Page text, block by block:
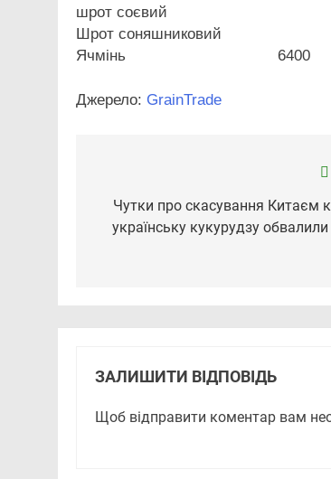
шрот соєвий
Шрот соняшниковий
Ячмінь
6400
Джерело: GrainTrade
записів
Чутки про скасування Китаєм
українську кукурудзу обвалили
ЗАЛИШИТИ ВІДПОВІДЬ
Щоб відправити коментар вам